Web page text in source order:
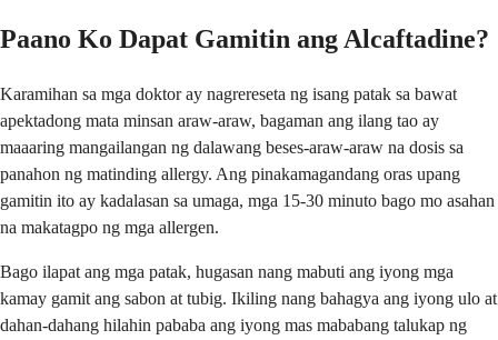
Paano Ko Dapat Gamitin ang Alcaftadine?
Karamihan sa mga doktor ay nagrereseta ng isang patak sa bawat
apektadong mata minsan araw-araw, bagaman ang ilang tao ay
maaaring mangailangan ng dalawang beses-araw-araw na dosis sa
panahon ng matinding allergy. Ang pinakamagandang oras upang
gamitin ito ay kadalasan sa umaga, mga 15-30 minuto bago mo asahan
na makatagpo ng mga allergen.
Bago ilapat ang mga patak, hugasan nang mabuti ang iyong mga
kamay gamit ang sabon at tubig. Ikiling nang bahagya ang iyong ulo at
dahan-dahang hilahin pababa ang iyong mas mababang talukap ng